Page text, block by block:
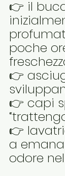
👉 il
poche
👉
👉 capi
👉
a
odore